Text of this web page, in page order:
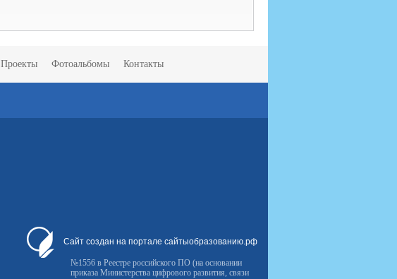
Проекты Фотоальбомы Контакты
Сайт создан на портале сайтыобразованию.рф
№1556 в Реестре российского ПО (на основании
приказа Министерства цифрового развития, связи